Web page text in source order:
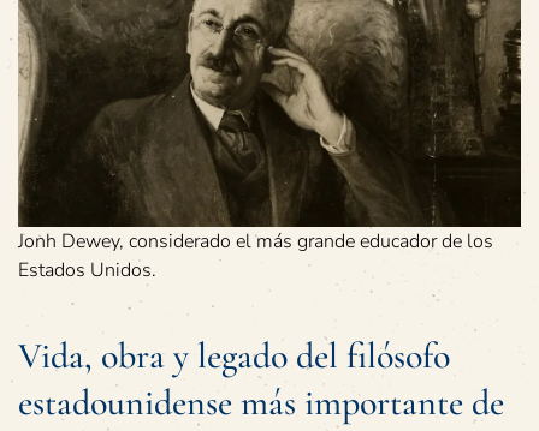
Jonh Dewey, considerado el más grande educador de los
Estados Unidos.
Vida, obra y legado del filósofo
estadounidense más importante de